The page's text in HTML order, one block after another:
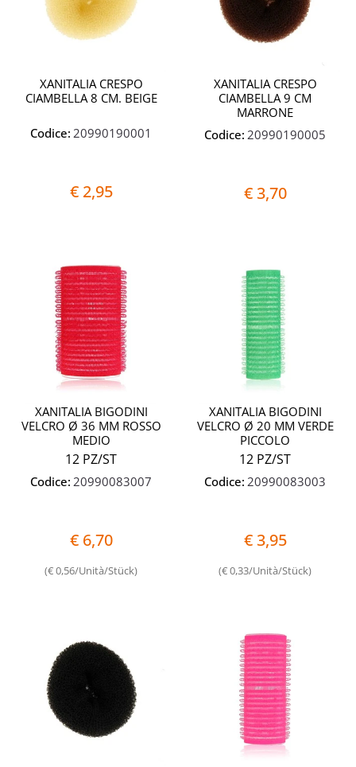
XANITALIA CRESPO
CIAMBELLA 8 CM. BEIGE
Codice: 20990190001
€ 2,95
XANITALIA CRESPO
CIAMBELLA 9 CM
MARRONE
Codice: 20990190005
€ 3,70
XANITALIA BIGODINI
VELCRO Ø 36 MM ROSSO
MEDIO
12 PZ/ST
Codice: 20990083007
€ 6,70
(€ 0,56/Unità/Stück)
XANITALIA BIGODINI
VELCRO Ø 20 MM VERDE
PICCOLO
12 PZ/ST
Codice: 20990083003
€ 3,95
(€ 0,33/Unità/Stück)